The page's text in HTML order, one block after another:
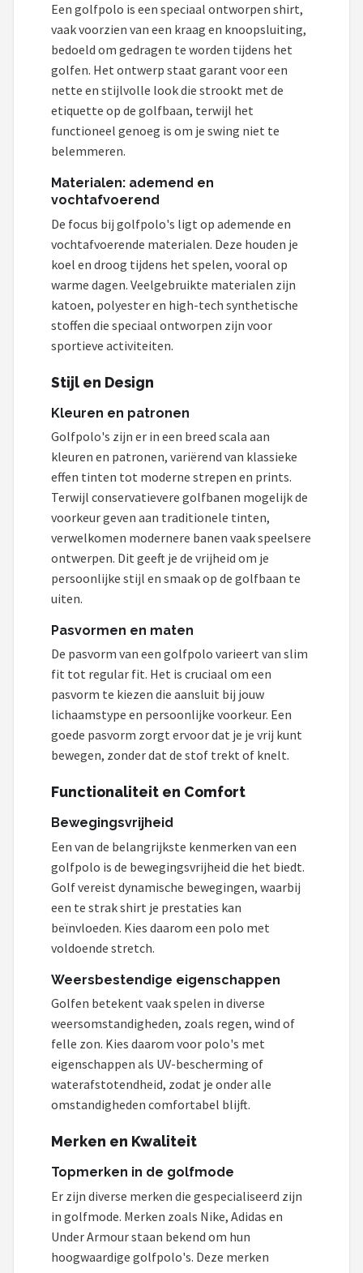
Een golfpolo is een speciaal ontworpen shirt,
vaak voorzien van een kraag en knoopsluiting,
bedoeld om gedragen te worden tijdens het
golfen. Het ontwerp staat garant voor een
nette en stijlvolle look die strookt met de
etiquette op de golfbaan, terwijl het
functioneel genoeg is om je swing niet te
belemmeren.
Materialen: ademend en
vochtafvoerend
De focus bij golfpolo's ligt op ademende en
vochtafvoerende materialen. Deze houden je
koel en droog tijdens het spelen, vooral op
warme dagen. Veelgebruikte materialen zijn
katoen, polyester en high-tech synthetische
stoffen die speciaal ontworpen zijn voor
sportieve activiteiten.
Stijl en Design
Kleuren en patronen
Golfpolo's zijn er in een breed scala aan
kleuren en patronen, variërend van klassieke
effen tinten tot moderne strepen en prints.
Terwijl conservatievere golfbanen mogelijk de
voorkeur geven aan traditionele tinten,
verwelkomen modernere banen vaak speelsere
ontwerpen. Dit geeft je de vrijheid om je
persoonlijke stijl en smaak op de golfbaan te
uiten.
Pasvormen en maten
De pasvorm van een golfpolo varieert van slim
fit tot regular fit. Het is cruciaal om een
pasvorm te kiezen die aansluit bij jouw
lichaamstype en persoonlijke voorkeur. Een
goede pasvorm zorgt ervoor dat je je vrij kunt
bewegen, zonder dat de stof trekt of knelt.
Functionaliteit en Comfort
Bewegingsvrijheid
Een van de belangrijkste kenmerken van een
golfpolo is de bewegingsvrijheid die het biedt.
Golf vereist dynamische bewegingen, waarbij
een te strak shirt je prestaties kan
beïnvloeden. Kies daarom een polo met
voldoende stretch.
Weersbestendige eigenschappen
Golfen betekent vaak spelen in diverse
weersomstandigheden, zoals regen, wind of
felle zon. Kies daarom voor polo's met
eigenschappen als UV-bescherming of
waterafstotendheid, zodat je onder alle
omstandigheden comfortabel blijft.
Merken en Kwaliteit
Topmerken in de golfmode
Er zijn diverse merken die gespecialiseerd zijn
in golfmode. Merken zoals Nike, Adidas en
Under Armour staan bekend om hun
hoogwaardige golfpolo's. Deze merken